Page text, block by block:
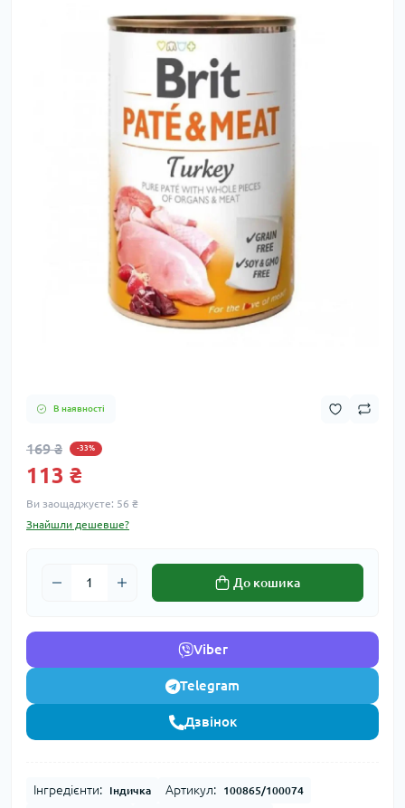
В наявності
169 ₴ -33%
113 ₴
Ви заощаджуєте: 56 ₴
Знайшли дешевше?
До кошика
Viber
Telegram
Дзвінок
Інгредієнти: Індичка Артикул: 100865/100074